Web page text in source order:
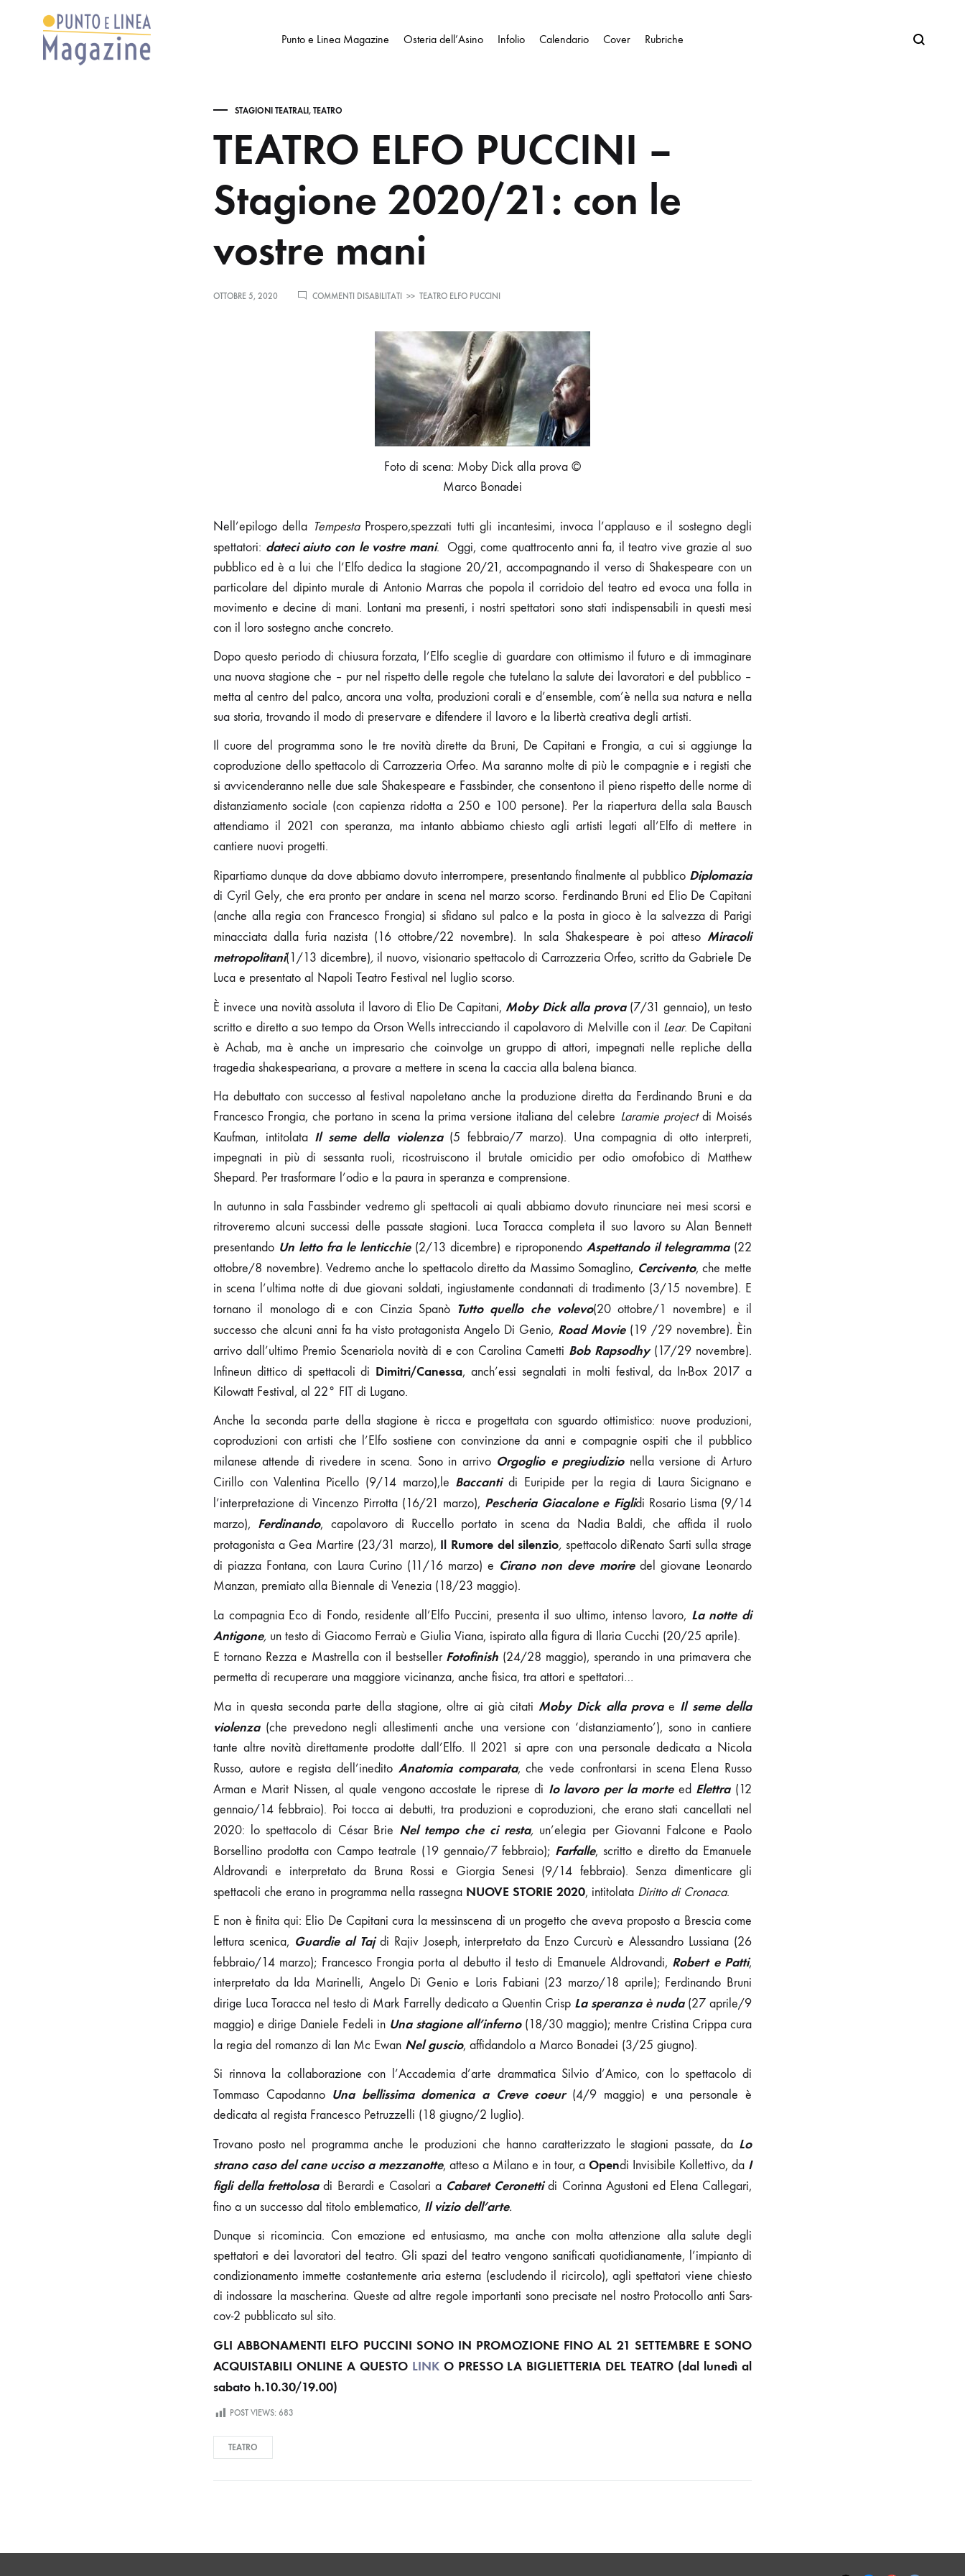
Punto e Linea Magazine Osteria dell’Asino Infolio Calendario Cover Rubriche Search
STAGIONI TEATRALI , TEATRO
TEATRO ELFO PUCCINI –
Stagione 2020/21: con le
vostre mani
OTTOBRE 5, 2020 COMMENTI DISABILITATI
SU
PUCCINI
STAGIONE
2020/21:
CON
LE
VOSTRE
MANI
>> TEATRO ELFO PUCCINI
Foto di scena: Moby Dick alla prova ©
Marco Bonadei
Nell’epilogo della Tempesta Prospero,spezzati tutti gli incantesimi, invoca l’applauso e il sostegno degli
spettatori: dateci aiuto con le vostre mani. Oggi, come quattrocento anni fa, il teatro vive grazie al suo
pubblico ed è a lui che l’Elfo dedica la stagione 20/21, accompagnando il verso di Shakespeare con un
particolare del dipinto murale di Antonio Marras che popola il corridoio del teatro ed evoca una folla in
movimento e decine di mani. Lontani ma presenti, i nostri spettatori sono stati indispensabili in questi mesi
con il loro sostegno anche concreto.
Dopo questo periodo di chiusura forzata, l’Elfo sceglie di guardare con ottimismo il futuro e di immaginare
una nuova stagione che – pur nel rispetto delle regole che tutelano la salute dei lavoratori e del pubblico –
metta al centro del palco, ancora una volta, produzioni corali e d’ensemble, com’è nella sua natura e nella
sua storia, trovando il modo di preservare e difendere il lavoro e la libertà creativa degli artisti.
Il cuore del programma sono le tre novità dirette da Bruni, De Capitani e Frongia, a cui si aggiunge la
coproduzione dello spettacolo di Carrozzeria Orfeo. Ma saranno molte di più le compagnie e i registi che
si avvicenderanno nelle due sale Shakespeare e Fassbinder, che consentono il pieno rispetto delle norme di
distanziamento sociale (con capienza ridotta a 250 e 100 persone). Per la riapertura della sala Bausch
attendiamo il 2021 con speranza, ma intanto abbiamo chiesto agli artisti legati all’Elfo di mettere in
cantiere nuovi progetti.
Ripartiamo dunque da dove abbiamo dovuto interrompere, presentando finalmente al pubblico Diplomazia
di Cyril Gely, che era pronto per andare in scena nel marzo scorso. Ferdinando Bruni ed Elio De Capitani
(anche alla regia con Francesco Frongia) si sfidano sul palco e la posta in gioco è la salvezza di Parigi
minacciata dalla furia nazista (16 ottobre/22 novembre). In sala Shakespeare è poi atteso Miracoli
metropolitani(1/13 dicembre), il nuovo, visionario spettacolo di Carrozzeria Orfeo, scritto da Gabriele De
Luca e presentato al Napoli Teatro Festival nel luglio scorso.
È invece una novità assoluta il lavoro di Elio De Capitani, Moby Dick alla prova (7/31 gennaio), un testo
scritto e diretto a suo tempo da Orson Wells intrecciando il capolavoro di Melville con il Lear. De Capitani
è Achab, ma è anche un impresario che coinvolge un gruppo di attori, impegnati nelle repliche della
tragedia shakespeariana, a provare a mettere in scena la caccia alla balena bianca.
Ha debuttato con successo al festival napoletano anche la produzione diretta da Ferdinando Bruni e da
Francesco Frongia, che portano in scena la prima versione italiana del celebre Laramie projectdi Moisés
Kaufman, intitolata Il seme della violenza (5 febbraio/7 marzo). Una compagnia di otto interpreti,
impegnati in più di sessanta ruoli, ricostruiscono il brutale omicidio per odio omofobico di Matthew
Shepard. Per trasformare l’odio e la paura in speranza e comprensione.
In autunno in sala Fassbinder vedremo gli spettacoli ai quali abbiamo dovuto rinunciare nei mesi scorsi e
ritroveremo alcuni successi delle passate stagioni. Luca Toracca completa il suo lavoro su Alan Bennett
presentando Un letto fra le lenticchie(2/13 dicembre) e riproponendo Aspettando il telegramma(22
ottobre/8 novembre). Vedremo anche lo spettacolo diretto da Massimo Somaglino, Cercivento, che mette
in scena l’ultima notte di due giovani soldati, ingiustamente condannati di tradimento (3/15 novembre). E
tornano il monologo di e con Cinzia Spanò Tutto quello che volevo(20 ottobre/1 novembre) e il
successo che alcuni anni fa ha visto protagonista Angelo Di Genio, Road Movie(19 /29 novembre). Èin
arrivo dall’ultimo Premio Scenariola novità di e con Carolina Cametti Bob Rapsodhy(17/29 novembre).
Infineun dittico di spettacoli di Dimitri/Canessa, anch’essi segnalati in molti festival, da In-Box 2017 a
Kilowatt Festival, al 22° FIT di Lugano.
Anche la seconda parte della stagione è ricca e progettata con sguardo ottimistico: nuove produzioni,
coproduzioni con artisti che l’Elfo sostiene con convinzione da anni e compagnie ospiti che il pubblico
milanese attende di rivedere in scena. Sono in arrivo Orgoglio e pregiudizio nella versione di Arturo
Cirillo con Valentina Picello (9/14 marzo),le Baccantidi Euripide per la regia di Laura Sicignano e
l’interpretazione di Vincenzo Pirrotta (16/21 marzo), Pescheria Giacalone e Figlidi Rosario Lisma (9/14
marzo), Ferdinando, capolavoro di Ruccello portato in scena da Nadia Baldi, che affida il ruolo
protagonista a Gea Martire (23/31 marzo), Il Rumore del silenzio, spettacolo diRenato Sarti sulla strage
di piazza Fontana, con Laura Curino (11/16 marzo) e Cirano non deve moriredel giovane Leonardo
Manzan, premiato alla Biennale di Venezia (18/23 maggio).
La compagnia Eco di Fondo, residente all’Elfo Puccini, presenta il suo ultimo, intenso lavoro, La notte di
Antigone, un testo di Giacomo Ferraù e Giulia Viana, ispirato alla figura di Ilaria Cucchi (20/25 aprile).
E tornano Rezza e Mastrella con il bestseller Fotofinish (24/28 maggio), sperando in una primavera che
permetta di recuperare una maggiore vicinanza, anche fisica, tra attori e spettatori…
Ma in questa seconda parte della stagione, oltre ai già citati Moby Dick alla provae Il seme della
violenza (che prevedono negli allestimenti anche una versione con ‘distanziamento’), sono in cantiere
tante altre novità direttamente prodotte dall’Elfo. Il 2021 si apre con una personale dedicata a Nicola
Russo, autore e regista dell’inedito Anatomia comparata, che vede confrontarsi in scena Elena Russo
Arman e Marit Nissen, al quale vengono accostate le riprese di Io lavoro per la morteed Elettra(12
gennaio/14 febbraio). Poi tocca ai debutti, tra produzioni e coproduzioni, che erano stati cancellati nel
2020: lo spettacolo di César Brie Nel tempo che ci resta, un’elegia per Giovanni Falcone e Paolo
Borsellino prodotta con Campo teatrale (19 gennaio/7 febbraio); Farfalle, scritto e diretto da Emanuele
Aldrovandi e interpretato da Bruna Rossi e Giorgia Senesi (9/14 febbraio). Senza dimenticare gli
spettacoli che erano in programma nella rassegna NUOVE STORIE 2020, intitolata Diritto di Cronaca.
E non è finita qui: Elio De Capitani cura la messinscena di un progetto che aveva proposto a Brescia come
lettura scenica, Guardie al Tajdi Rajiv Joseph, interpretato da Enzo Curcurù e Alessandro Lussiana (26
febbraio/14 marzo); Francesco Frongia porta al debutto il testo di Emanuele Aldrovandi, Robert e Patti,
interpretato da Ida Marinelli, Angelo Di Genio e Loris Fabiani (23 marzo/18 aprile); Ferdinando Bruni
dirige Luca Toracca nel testo di Mark Farrelly dedicato a Quentin Crisp La speranza è nuda (27 aprile/9
maggio) e dirige Daniele Fedeli in Una stagione all’inferno(18/30 maggio); mentre Cristina Crippa cura
la regia del romanzo di Ian Mc Ewan Nel guscio, affidandolo a Marco Bonadei (3/25 giugno).
Si rinnova la collaborazione con l’Accademia d’arte drammatica Silvio d’Amico, con lo spettacolo di
Tommaso Capodanno Una bellissima domenica a Creve coeur(4/9 maggio) e una personale è
dedicata al regista Francesco Petruzzelli (18 giugno/2 luglio).
Trovano posto nel programma anche le produzioni che hanno caratterizzato le stagioni passate, da Lo
strano caso del cane ucciso a mezzanotte, atteso a Milano e in tour, a Opendi Invisibile Kollettivo, da I
figli della frettolosadi Berardi e Casolari a Cabaret Ceronettidi Corinna Agustoni ed Elena Callegari,
fino a un successo dal titolo emblematico, Il vizio dell’arte.
Dunque si ricomincia. Con emozione ed entusiasmo, ma anche con molta attenzione alla salute degli
spettatori e dei lavoratori del teatro. Gli spazi del teatro vengono sanificati quotidianamente, l’impianto di
condizionamento immette costantemente aria esterna (escludendo il ricircolo), agli spettatori viene chiesto
di indossare la mascherina. Queste ad altre regole importanti sono precisate nel nostro Protocollo anti Sars-
cov-2 pubblicato sul sito.
GLI ABBONAMENTI ELFO PUCCINI SONO IN PROMOZIONE FINO AL 21 SETTEMBRE E SONO
ACQUISTABILI ONLINE A QUESTO LINK O PRESSO LA BIGLIETTERIA DEL TEATRO (dal lunedì al
sabato h.10.30/19.00)
POST VIEWS: 683
TEATRO